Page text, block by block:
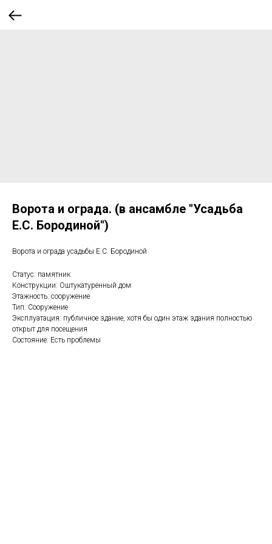
Ворота и ограда. (в ансамбле "Усадьба
Е.С. Бородиной")
Ворота и ограда усадьбы Е.С. Бородиной
Статус: памятник
Конструкции: Оштукатуренный дом
Этажность: сооружение
Тип: Сооружение
Эксплуатация: публичное здание, хотя бы один этаж здания полностью
открыт для посещения
Состояние: Есть проблемы